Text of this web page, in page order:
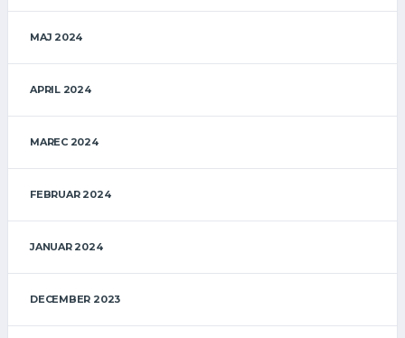
MAJ 2024
APRIL 2024
MAREC 2024
FEBRUAR 2024
JANUAR 2024
DECEMBER 2023